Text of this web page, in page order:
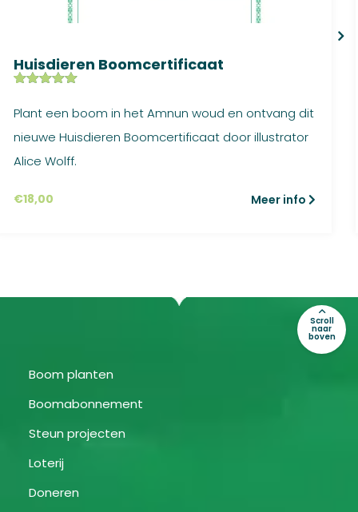
Huisdieren Boomcertificaat
d
5.00
5
gebaseerd
opklant
waardering
Plant een boom in het Amnun woud en ontvang dit
nieuwe Huisdieren Boomcertificaat door illustrator
Alice Wolff.
€18,00 Meer info
Boom planten
Boomabonnement
Steun projecten
Loterij
Doneren
Scroll
naar
boven